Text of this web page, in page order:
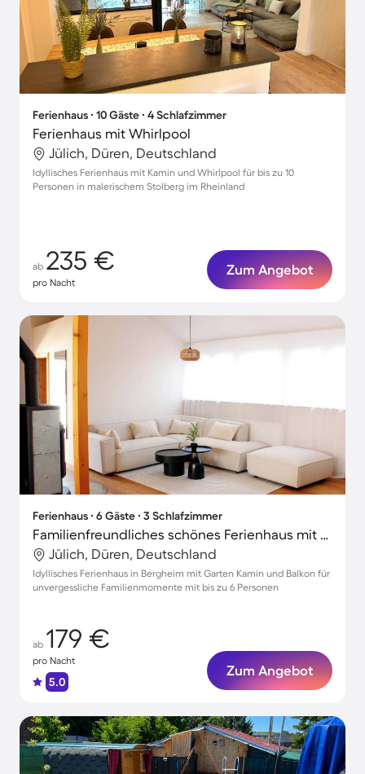
Ferienhaus ∙ 10 Gäste ∙ 4 Schlafzimmer
Ferienhaus mit Whirlpool
Jülich, Düren, Deutschland
Idyllisches Ferienhaus mit Kamin und Whirlpool für bis zu 10
Personen in malerischem Stolberg im Rheinland
ab 235 €
pro Nacht
Zum Angebot
Ferienhaus ∙ 6 Gäste ∙ 3 Schlafzimmer
Familienfreundliches schönes Ferienhaus mit Garten, Grill und Terrasse | Haustierfreundlich
Jülich, Düren, Deutschland
Idyllisches Ferienhaus in Bergheim mit Garten Kamin und Balkon für
unvergessliche Familienmomente mit bis zu 6 Personen
ab 179 €
pro Nacht
5.0
Zum Angebot